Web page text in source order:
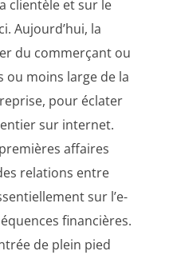
clientèle et sur le
Aujourd’hui, la
du commerçant ou
ou moins large de la
pour éclater
sur internet.
affaires
relations entre
sur l’e-
financières.
de plein pied